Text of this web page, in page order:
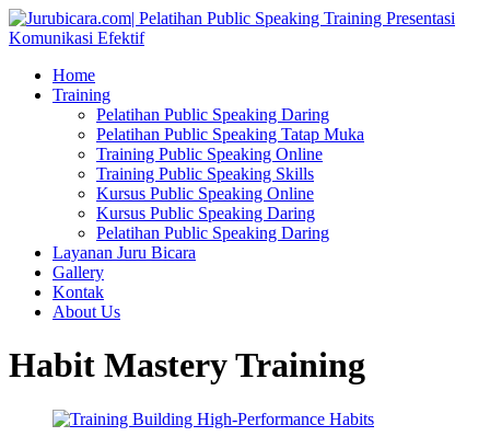
Home
Training
Pelatihan Public Speaking Daring
Pelatihan Public Speaking Tatap Muka
Training Public Speaking Online
Training Public Speaking Skills
Kursus Public Speaking Online
Kursus Public Speaking Daring
Pelatihan Public Speaking Daring
Layanan Juru Bicara
Gallery
Kontak
About Us
Habit Mastery Training